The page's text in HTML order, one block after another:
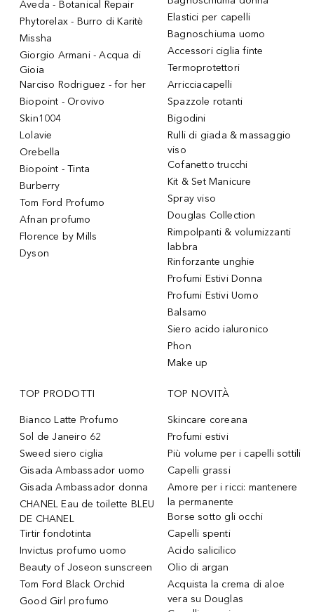
Aveda - Botanical Repair
Phytorelax - Burro di Karitè
Missha
Giorgio Armani - Acqua di
Gioia
Narciso Rodriguez - for her
Biopoint - Orovivo
Skin1004
Lolavie
Orebella
Biopoint - Tinta
Burberry
Tom Ford Profumo
Afnan profumo
Florence by Mills
Dyson
Elastici per capelli
Bagnoschiuma uomo
Accessori ciglia finte
Termoprotettori
Arricciacapelli
Spazzole rotanti
Bigodini
Rulli di giada & massaggio
viso
Cofanetto trucchi
Kit & Set Manicure
Spray viso
Douglas Collection
Rimpolpanti & volumizzanti
labbra
Rinforzante unghie
Profumi Estivi Donna
Profumi Estivi Uomo
Balsamo
Siero acido ialuronico
Phon
Make up
TOP PRODOTTI
Bianco Latte Profumo
Sol de Janeiro 62
Sweed siero ciglia
Gisada Ambassador uomo
Gisada Ambassador donna
CHANEL Eau de toilette BLEU
DE CHANEL
Tirtir fondotinta
Invictus profumo uomo
Beauty of Joseon sunscreen
Tom Ford Black Orchid
Good Girl profumo
TOP NOVITÀ
Skincare coreana
Profumi estivi
Più volume per i capelli sottili
Capelli grassi
Amore per i ricci: mantenere
la permanente
Borse sotto gli occhi
Capelli spenti
Acido salicilico
Olio di argan
Acquista la crema di aloe
vera su Douglas